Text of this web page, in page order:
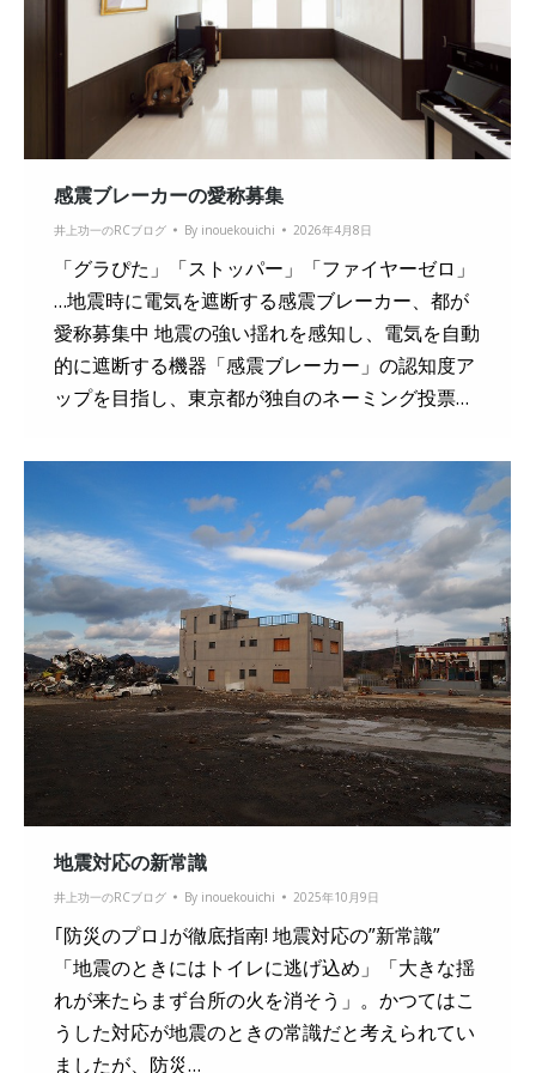
感震ブレーカーの愛称募集
井上功一のRCブログ By inouekouichi 2026年4月8日
「グラぴた」「ストッパー」「ファイヤーゼロ」
…地震時に電気を遮断する感震ブレーカー、都が
愛称募集中 地震の強い揺れを感知し、電気を自動
的に遮断する機器「感震ブレーカー」の認知度ア
ップを目指し、東京都が独自のネーミング投票…
地震対応の新常識
井上功一のRCブログ By inouekouichi 2025年10月9日
｢防災のプロ｣が徹底指南! 地震対応の”新常識”
「地震のときにはトイレに逃げ込め」「大きな揺
れが来たらまず台所の火を消そう」。かつてはこ
うした対応が地震のときの常識だと考えられてい
ましたが、防災…